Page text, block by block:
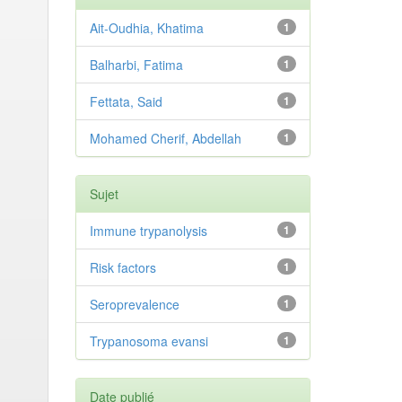
1
Ait-Oudhia, Khatima
1
Balharbi, Fatima
1
Fettata, Said
1
Mohamed Cherif, Abdellah
Sujet
1
Immune trypanolysis
1
Risk factors
1
Seroprevalence
1
Trypanosoma evansi
Date publié